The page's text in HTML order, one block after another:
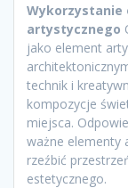
Wykorzystanie
artystycznego
jako element
technik i
kompozycje
miejsca.
ważne elementy
rzeźbić
estetycznego.